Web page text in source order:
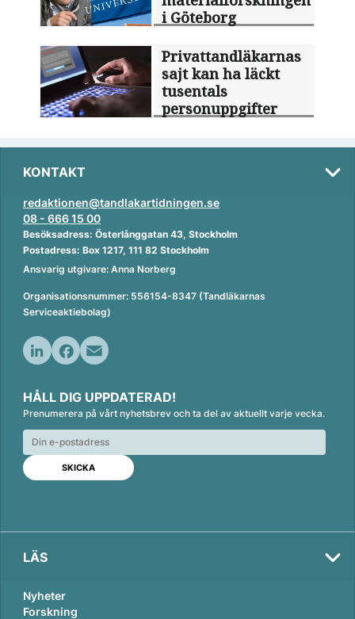
i Göteborg
Privattandläkarnas
sajt kan ha läckt
tusentals
personuppgifter
KONTAKT
redaktionen@tandlakartidningen.se
08 - 666 15 00
Besöksadress: Österlånggatan 43, Stockholm
Postadress: Box 1217, 111 82 Stockholm
Ansvarig utgivare: Anna Norberg
Organisationsnummer: 556154-8347 (Tandläkarnas
Serviceaktiebolag)
n
k
e
d
n
c
e
b
o
o
k
a
i
l
HÅLL DIG UPPDATERAD!
Prenumerera på vårt nyhetsbrev och ta del av aktuellt varje vecka.
LÄS
Nyheter
Forskning